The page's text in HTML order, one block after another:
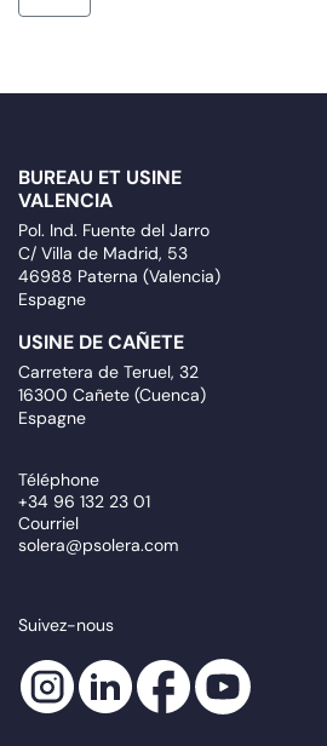
BUREAU ET USINE
VALENCIA
Pol. Ind. Fuente del Jarro
C/ Villa de Madrid, 53
46988 Paterna (Valencia)
Espagne
USINE DE CAÑETE
Carretera de Teruel, 32
16300 Cañete (Cuenca)
Espagne
Téléphone
+34 96 132 23 01
Courriel
solera@psolera.com
Suivez-nous